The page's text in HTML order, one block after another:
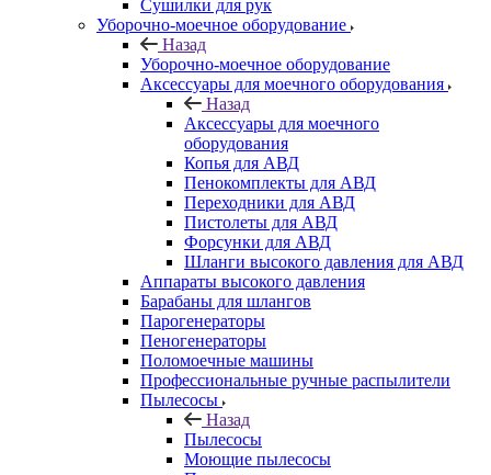
Сушилки для рук
Уборочно-моечное оборудование
Назад
Уборочно-моечное оборудование
Аксессуары для моечного оборудования
Назад
Аксессуары для моечного
оборудования
Копья для АВД
Пенокомплекты для АВД
Переходники для АВД
Пистолеты для АВД
Форсунки для АВД
Шланги высокого давления для АВД
Аппараты высокого давления
Барабаны для шлангов
Парогенераторы
Пеногенераторы
Поломоечные машины
Профессиональные ручные распылители
Пылесосы
Назад
Пылесосы
Моющие пылесосы